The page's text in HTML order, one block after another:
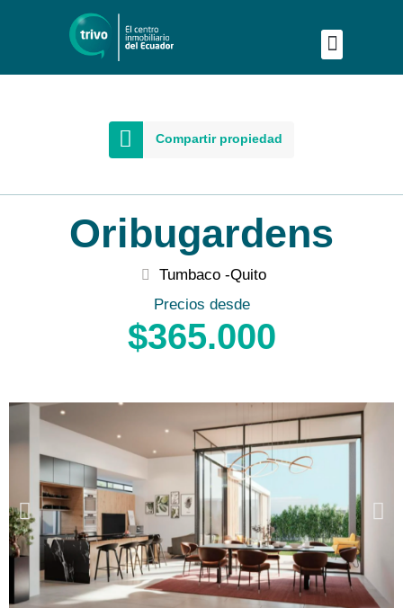
Compartir propiedad
Oribugardens
Tumbaco -Quito
Precios desde
$365.000